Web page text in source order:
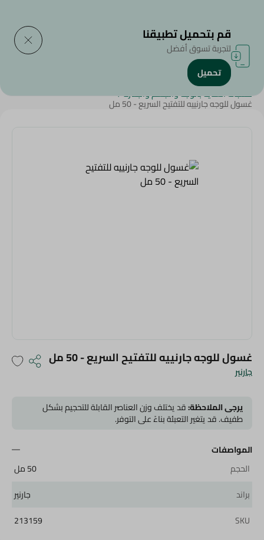
الرئيسية/الجمال والعناية الشخصية
منتجات العناية بالوجه والجسم والبشرة/
غسول للوجه جارنييه للتفتيح السريع - 50 مل
جارنير
غسول للوجه جارنييه للتفتيح السريع - 50 مل
يرجى الملاحظة:قد يختلف وزن العناصر القابلة للتحجيم بشكل
طفيف. قد يتغير التعبئة بناءً على التوفر.
المواصفات
الحجم
50 مل
براند
جارنير
SKU
213159
قم بتحميل تطبيقنا
لتجربة تسوق أفضل
تحميل